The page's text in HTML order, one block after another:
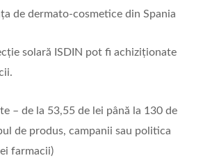
de dermato-cosmetice din Spania
solară ISDIN pot fi achiziționate
– de la 53,55 de lei până la 130 de
de produs, campanii sau politica
farmacii)